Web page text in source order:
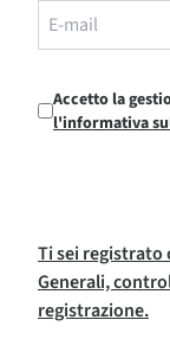
Accetto la
l'informativa
Ti sei registrato
Generali,
registrazione.